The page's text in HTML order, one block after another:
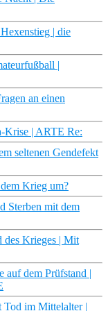
| die
|
an einen
Krise | ARTE Re:
seltenen Gendefekt
Krieg um?
Sterben mit dem
Krieges | Mit
auf dem Prüfstand |
im Mittelalter |